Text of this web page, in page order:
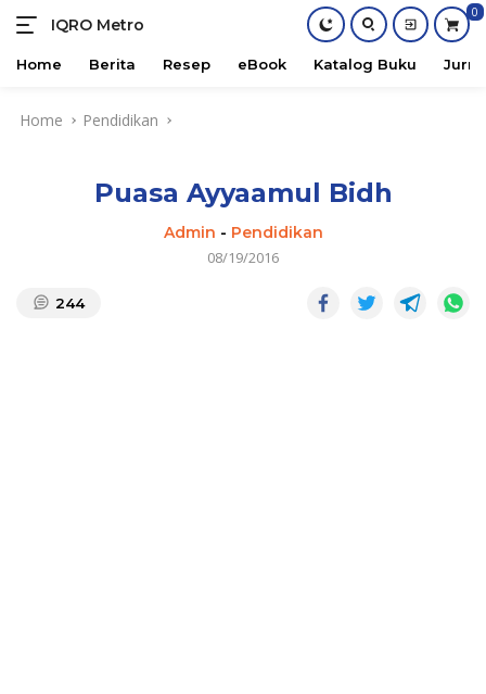
IQRO Metro
Lets
Bright
0
Home Berita Resep eBook Katalog Buku
Home Pendidikan
Puasa Ayyaamul Bidh
Admin - Pendidikan
08/19/2016
244